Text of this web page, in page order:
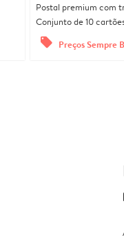
Postal premium com
Conjunto de 10
offers Preços Sempre